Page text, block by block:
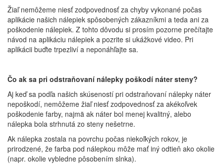
Žiaľ nemôžeme niesť zodpovednosť za chyby vykonané počas
aplikácie našich nálepiek spôsobených zákazníkmi a teda ani za
poškodenie nálepiek. Z tohto dôvodu si prosím pozorne prečítajte
návod na aplikáciu nálepiek a pozrite si ukážkové video. Pri
aplikácii buďte trpezliví a neponáhľajte sa.
Čo ak sa pri odstraňovaní nálepky poškodí náter steny?
Aj keď sa podľa našich skúseností pri odstraňovaní nálepky náter
nepoškodí, nemôžeme žiaľ niesť zodpovednosť za akékoľvek
poškodenie farby, najmä ak náter bol menej kvalitný, alebo
nálepka bola strhnutá zo steny nešetrne.
Ak nálepka zostala na povrchu počas niekoľkých rokov, je
prirodzené, že farba pod nálepkou môže mať iný odtieň ako okolie
(napr. okolie vybledne pôsobením slnka).